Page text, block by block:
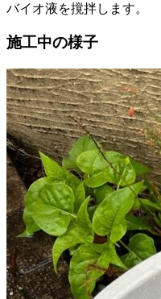
バイオ液を撹拌します。
施工中の様子